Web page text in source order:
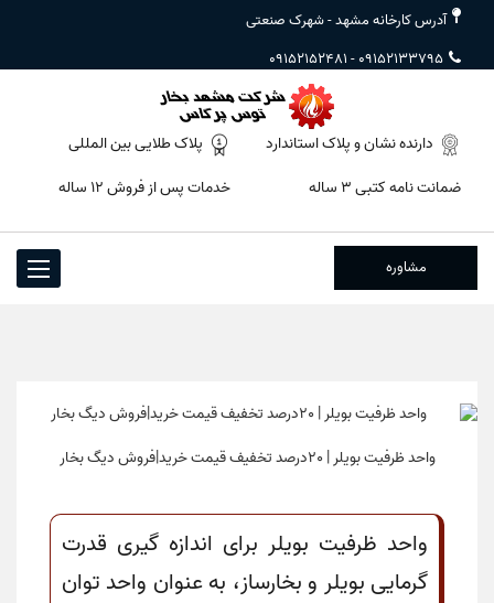
آدرس کارخانه مشهد - شهرک صنعتی
09152133795
-
09152152481
دارنده نشان و پلاک استاندارد
ضمانت نامه کتبی ۳ ساله
پلاک طلایی بین المللی
خدمات پس از فروش ۱۲ ساله
Toggle
مشاوره
واحد ظرفیت بویلر | 20درصد تخفیف قیمت خرید|فروش دیگ بخار
واحد ظرفیت بویلر برای اندازه گیری قدرت
گرمایی بویلر و بخارساز، به عنوان واحد توان